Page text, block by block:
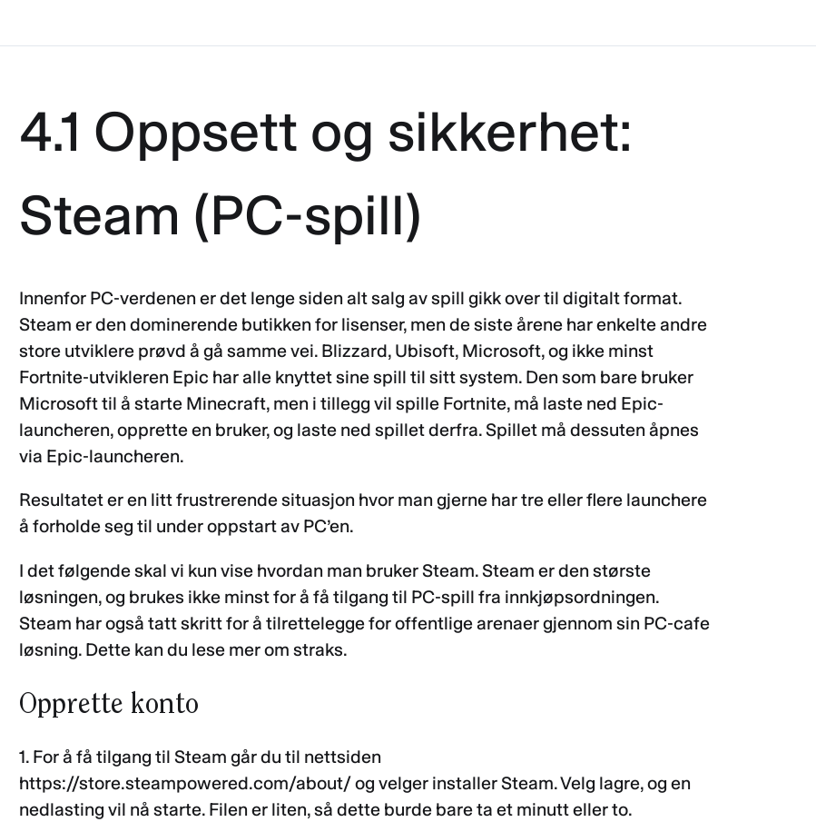
4.1 Oppsett og sikkerhet:
Steam (PC-spill)
Innenfor PC-verdenen er det lenge siden alt salg av spill gikk over til digitalt format.
Steam er den dominerende butikken for lisenser, men de siste årene har enkelte andre
store utviklere prøvd å gå samme vei. Blizzard, Ubisoft, Microsoft, og ikke minst
Fortnite-utvikleren Epic har alle knyttet sine spill til sitt system. Den som bare bruker
Microsoft til å starte Minecraft, men i tillegg vil spille Fortnite, må laste ned Epic-
launcheren, opprette en bruker, og laste ned spillet derfra. Spillet må dessuten åpnes
via Epic-launcheren.
Resultatet er en litt frustrerende situasjon hvor man gjerne har tre eller flere launchere
å forholde seg til under oppstart av PC’en.
I det følgende skal vi kun vise hvordan man bruker Steam. Steam er den største
løsningen, og brukes ikke minst for å få tilgang til PC-spill fra innkjøpsordningen.
Steam har også tatt skritt for å tilrettelegge for offentlige arenaer gjennom sin PC-cafe
løsning. Dette kan du lese mer om straks.
Opprette konto
1. For å få tilgang til Steam går du til nettsiden
https://store.steampowered.com/about/ og velger installer Steam. Velg lagre, og en
nedlasting vil nå starte. Filen er liten, så dette burde bare ta et minutt eller to.